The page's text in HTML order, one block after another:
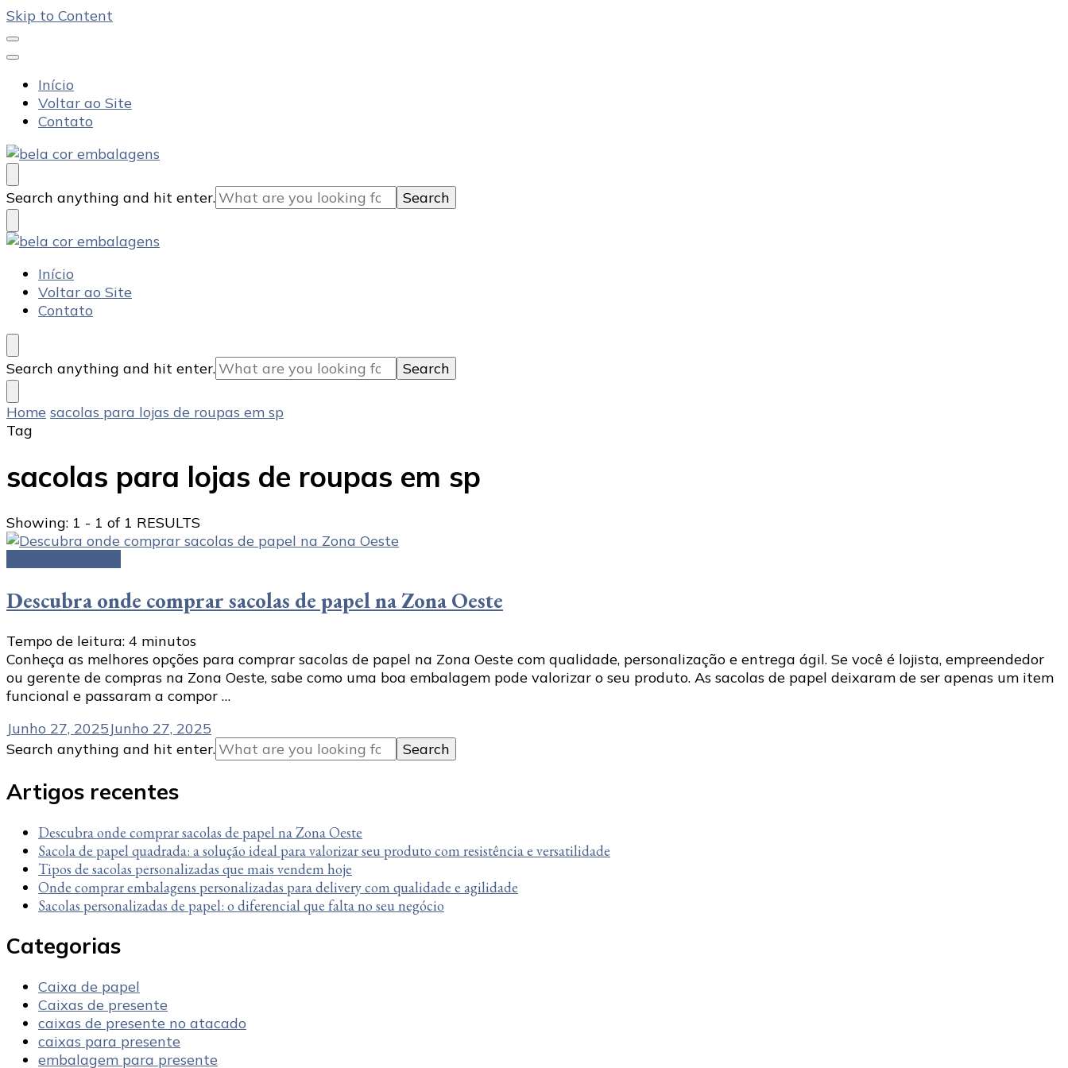
Skip to Content
Início
Voltar ao Site
Contato
Bela Cor Embalagens
Blog
Looking
for
Something?
Search anything and hit enter.
Bela Cor Embalagens
Blog
Início
Voltar ao Site
Contato
Looking
for
Something?
Search anything and hit enter.
Home sacolas para lojas de roupas em sp
Tag
sacolas para lojas de roupas em sp
Showing: 1 - 1 of 1 RESULTS
Descubra onde comprar sacolas de papel na Zona Oeste
Tempo de leitura: 4 minutos
Conheça as melhores opções para comprar sacolas de papel na Zona Oeste com qualidade, personalização e entrega ágil. Se você é lojista, empreendedor
ou gerente de compras na Zona Oeste, sabe como uma boa embalagem pode valorizar o seu produto. As sacolas de papel deixaram de ser apenas um item
funcional e passaram a compor …
Junho 27, 2025Junho 27, 2025
Looking
Something?
Search anything and hit enter.
Artigos recentes
Descubra onde comprar sacolas de papel na Zona Oeste
Sacola de papel quadrada: a solução ideal para valorizar seu produto com resistência e versatilidade
Tipos de sacolas personalizadas que mais vendem hoje
Onde comprar embalagens personalizadas para delivery com qualidade e agilidade
Sacolas personalizadas de papel: o diferencial que falta no seu negócio
Categorias
Caixa de papel
Caixas de presente
caixas de presente no atacado
caixas para presente
embalagem para presente